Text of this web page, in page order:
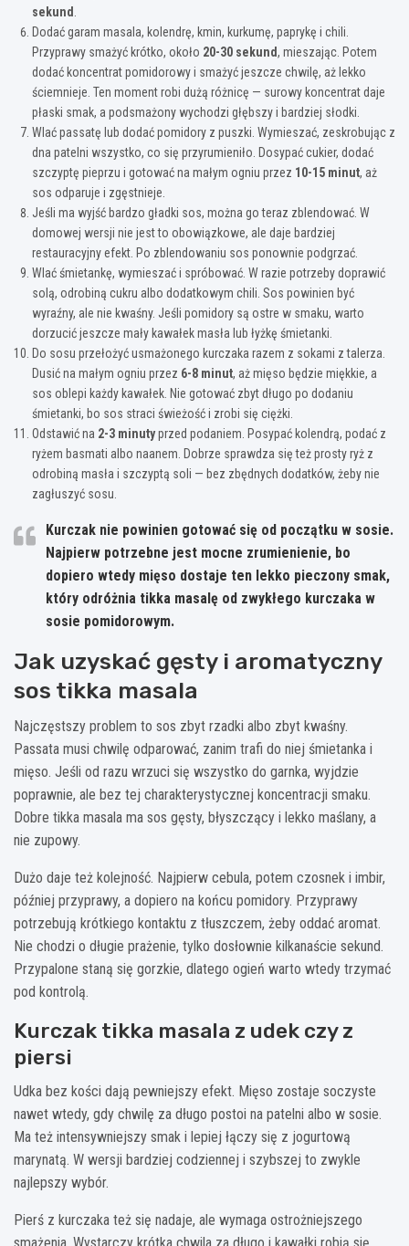
sekund
Dodać garam masala, kolendrę, kmin, kurkumę, paprykę i chili.
Przyprawy smażyć krótko, około 20-30 sekund, mieszając. Potem
dodać koncentrat pomidorowy i smażyć jeszcze chwilę, aż lekko
ściemnieje. Ten moment robi dużą różnicę — surowy koncentrat daje
płaski smak, a podsmażony wychodzi głębszy i bardziej słodki.
Wlać passatę lub dodać pomidory z puszki. Wymieszać, zeskrobując z
dna patelni wszystko, co się przyrumieniło. Dosypać cukier, dodać
szczyptę pieprzu i gotować na małym ogniu przez 10-15 minut, aż
sos odparuje i zgęstnieje.
Jeśli ma wyjść bardzo gładki sos, można go teraz zblendować. W
domowej wersji nie jest to obowiązkowe, ale daje bardziej
restauracyjny efekt. Po zblendowaniu sos ponownie podgrzać.
Wlać śmietankę, wymieszać i spróbować. W razie potrzeby doprawić
solą, odrobiną cukru albo dodatkowym chili. Sos powinien być
wyraźny, ale nie kwaśny. Jeśli pomidory są ostre w smaku, warto
dorzucić jeszcze mały kawałek masła lub łyżkę śmietanki.
Do sosu przełożyć usmażonego kurczaka razem z sokami z talerza.
Dusić na małym ogniu przez 6-8 minut, aż mięso będzie miękkie, a
sos oblepi każdy kawałek. Nie gotować zbyt długo po dodaniu
śmietanki, bo sos straci świeżość i zrobi się ciężki.
Odstawić na 2-3 minutyprzed podaniem. Posypać kolendrą, podać z
ryżem basmati albo naanem. Dobrze sprawdza się też prosty ryż z
odrobiną masła i szczyptą soli — bez zbędnych dodatków, żeby nie
zagłuszyć sosu.
Kurczak nie powinien gotować się od początku w sosie.
Najpierw potrzebne jest mocne zrumienienie, bo
dopiero wtedy mięso dostaje ten lekko pieczony smak,
który odróżnia tikka masalę od zwykłego kurczaka w
sosie pomidorowym.
Jak uzyskać gęsty i aromatyczny
sos tikka masala
Najczęstszy problem to sos zbyt rzadki albo zbyt kwaśny.
Passata musi chwilę odparować, zanim trafi do niej śmietanka i
mięso. Jeśli od razu wrzuci się wszystko do garnka, wyjdzie
poprawnie, ale bez tej charakterystycznej koncentracji smaku.
Dobre tikka masala ma sos gęsty, błyszczący i lekko maślany, a
nie zupowy.
Dużo daje też kolejność. Najpierw cebula, potem czosnek i imbir,
później przyprawy, a dopiero na końcu pomidory. Przyprawy
potrzebują krótkiego kontaktu z tłuszczem, żeby oddać aromat.
Nie chodzi o długie prażenie, tylko dosłownie kilkanaście sekund.
Przypalone staną się gorzkie, dlatego ogień warto wtedy trzymać
pod kontrolą.
Kurczak tikka masala z udek czy z
piersi
Udka bez kości dają pewniejszy efekt. Mięso zostaje soczyste
nawet wtedy, gdy chwilę za długo postoi na patelni albo w sosie.
Ma też intensywniejszy smak i lepiej łączy się z jogurtową
marynatą. W wersji bardziej codziennej i szybszej to zwykle
najlepszy wybór.
Pierś z kurczaka też się nadaje, ale wymaga ostrożniejszego